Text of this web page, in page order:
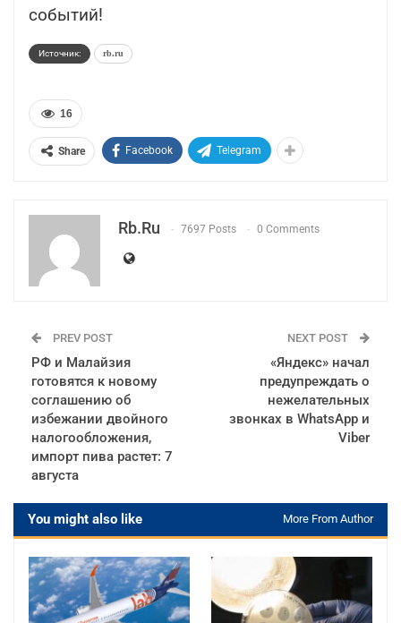
событий!
Источник: rb.ru
16
Share Facebook Telegram
Rb.ru 7697 Posts 0 Comments
PREV POST
РФ и Малайзия
готовятся к новому
соглашению об
избежании двойного
налогообложения,
импорт пива растет: 7
августа
NEXT POST
«Яндекс» начал
предупреждать о
нежелательных
звонках в WhatsApp и
Viber
You might also like More From Author